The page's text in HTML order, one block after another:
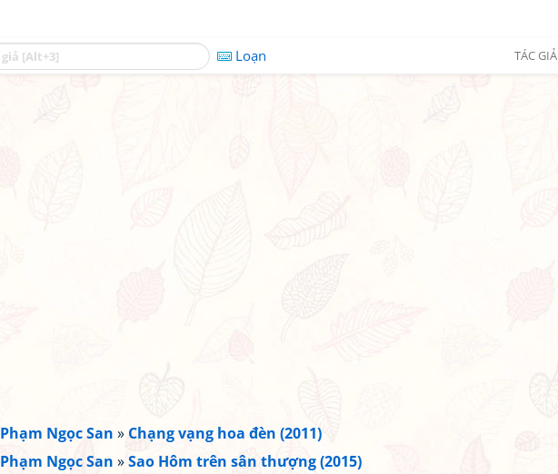
Loạn TÁC GIẢ
Phạm Ngọc San » Chạng vạng hoa đèn (2011)
Phạm Ngọc San »Sao Hôm trên sân thượng (2015)